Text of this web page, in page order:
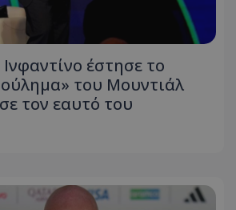
έστησε το
του Μουντιάλ
τον εαυτό του